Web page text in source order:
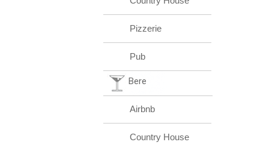
Pizzerie
Pub
Bere
Airbnb
Country House